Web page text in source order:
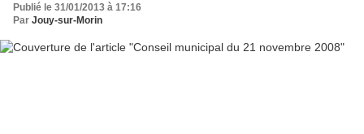
Publié le 31/01/2013 à 17:16
Par Jouy-sur-Morin